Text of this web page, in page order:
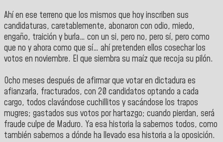
Ahí en ese terreno que los mismos que hoy inscriben sus
candidaturas, caretablemente, abonaron con odio, miedo,
engaño, traición y burla… con un si, pero no, pero sí, pero como
que no y ahora como que sí… ahí pretenden ellos cosechar los
votos en noviembre. El que siembra su maíz que recoja su pilón.
Ocho meses después de afirmar que votar en dictadura es
afianzarla, fracturados, con 20 candidatos optando a cada
cargo, todos clavándose cuchillitos y sacándose los trapos
mugres; gastados sus votos por hartazgo; cuando pierdan, será
fraude culpe de Maduro. Ya esa historia la sabemos todos, como
también sabemos a dónde ha llevado esa historia a la oposición.